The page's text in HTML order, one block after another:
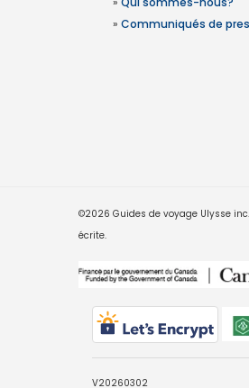
» Communiqués de
©2026 Guides de voyage Ulysse
écrite.
V20260302